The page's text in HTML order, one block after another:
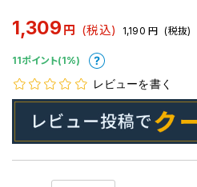
1,309 円 (税込) 1,190 円 (税抜)
11ポイント(1%)
レビューを書く